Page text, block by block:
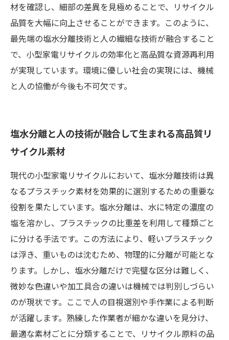
材を確認し、細部の差異を見極めることで、リサイクル
品質を大幅に向上させることができます。このように、
最先端の塩水分離技術と人の繊細な技術が融合すること
で、小型家電リサイクルの効率化と高品質な資源再利用
が実現しています。環境に優しい社会の実現には、機械
と人の協働が今後も不可欠です。
塩水分離と人の技術が融合して生まれる高品質リ
サイクル素材
現代の小型家電リサイクルにおいて、塩水分離技術は異
なるプラスチック素材を効果的に選別するための重要な
役割を果たしています。塩水分離は、水に特定の濃度の
塩を溶かし、プラスチックの比重差を利用して種類ごと
に分ける手法です。この方法により、軽いプラスチック
は浮き、重いものは沈むため、物理的に分離が可能とな
ります。しかし、塩水分離だけで完璧な区分は難しく、
微妙な色違いや加工具合の違いは機械では判別しづらい
のが現状です。ここで人の目視選別や手作業による判断
が活躍します。熟練した作業者が細かな違いを見分け、
最適な素材ごとに分類することで、リサイクル原料の品